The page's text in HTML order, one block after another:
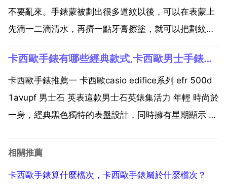
不要亂來。手錶蒙被劃出很多道紋以後，可以在表蒙上
先滴一二滴清水，再擠一點牙膏擦塗，就可以把劃紋去
卡西歐手錶零件全部拆散，用汽油擦拭機芯，然後再經
專業裝置清洗手錶內其他器械，最後上油 拼裝。除了卡
西歐手錶...
卡西歐手錶有哪些經典款式,卡西歐男士手錶有哪幾款最受歡迎的？
卡西歐手錶推薦一 卡西歐casio edifice系列 efr 500d
1avupf 男士石 英表這款男士石英錶集活力 年輕 時尚於
一身，經典黑色獨特的表盤設計，同時擁有星期顯示 日
表殼精選不鏽鋼材質，高貴的銀色光潤邊緣舒適，獨特
相關推薦
卡西歐手錶算什麼檔次，卡西歐手錶屬於什麼檔次？